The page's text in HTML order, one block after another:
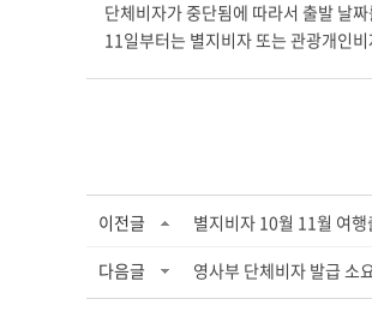
단체비자가 중단됨에 따라서 출발 날
11일부터는 별지비자 또는 관광개인
이전글
별지비자 10월 11월 여
다음글
영사부 단체비자 발급 소